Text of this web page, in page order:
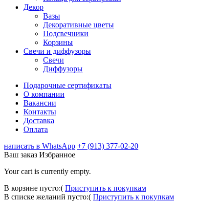
Декор
Вазы
Декоративные цветы
Подсвечники
Корзины
Свечи и диффузоры
Свечи
Диффузоры
Подарочные сертификаты
О компании
Вакансии
Контакты
Доставка
Оплата
написать в WhatsApp +7 (913) 377-02-20
Ваш заказ Избранное
Your cart is currently empty.
В корзине пусто:( Приступить к покупкам
В списке желаний пусто:( Приступить к покупкам